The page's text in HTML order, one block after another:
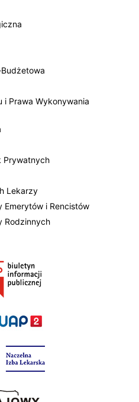
i Prawa Wykonywania
Prywatnych
Lekarzy
Emerytów i Rencistów
Rodzinnych